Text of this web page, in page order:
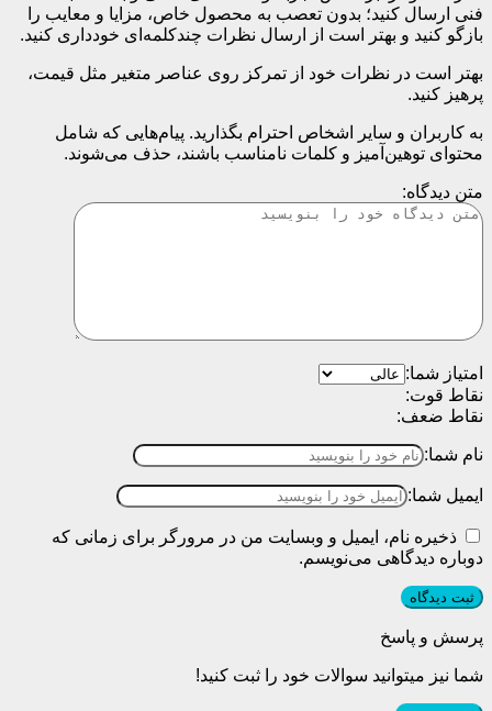
فنی ارسال کنید؛ بدون تعصب به محصول خاص، مزایا و معایب را
بازگو کنید و بهتر است از ارسال نظرات چندکلمه‌‌ای خودداری کنید.
بهتر است در نظرات خود از تمرکز روی عناصر متغیر مثل قیمت،
پرهیز کنید.
به کاربران و سایر اشخاص احترام بگذارید. پیام‌هایی که شامل
محتوای توهین‌آمیز و کلمات نامناسب باشند، حذف می‌شوند.
متن دیدگاه:
امتیاز شما:
نقاط قوت:
نقاط ضعف:
نام شما:
ایمیل شما:
ذخیره نام، ایمیل و وبسایت من در مرورگر برای زمانی که
دوباره دیدگاهی می‌نویسم.
پرسش و پاسخ
شما نیز میتوانید سوالات خود را ثبت کنید!